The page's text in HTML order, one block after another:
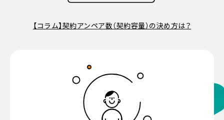
【コラム】契約アンペア数（契約容量）の決め方は？